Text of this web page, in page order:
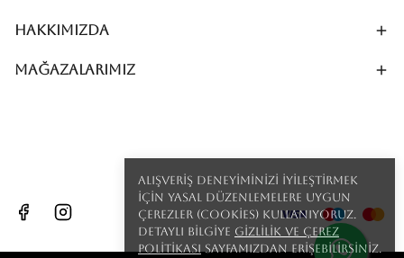
Alışveriş deneyiminizi iyileştirmek
için yasal düzenlemelere uygun
çerezler (cookies) kullanıyoruz.
Detaylı bilgiye Gizlilik ve Çerez
Politikasısayfamızdan erişebilirsiniz.
Hakkımızda
MAĞAZALARIMIZ